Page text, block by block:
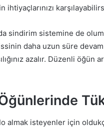
ihtiyaçlarınızı
sindirim sistemine de
daha uzun süre devam
azalır. Düzenli öğün
almak isteyenler için